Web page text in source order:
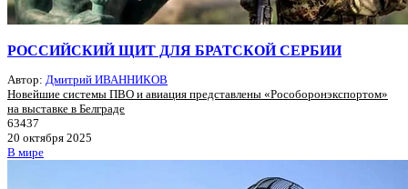
РОССИЙСКИЙ ЩИТ ДЛЯ БРАТСКОЙ СЕРБИИ
Автор: Дмитрий ИВАННИКОВ
Новейшие системы ПВО и авиация представлены «Рособоронэкспортом»
на выставке в Белграде
63437
20 октября 2025
В мире